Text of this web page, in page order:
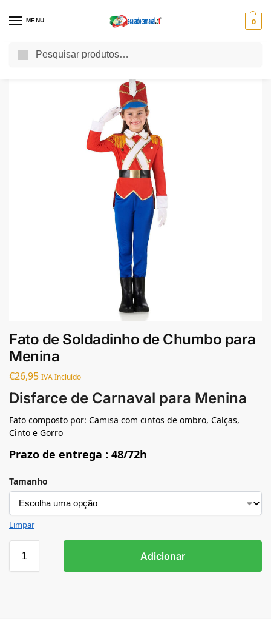
MENU 0
Fatos de Carnaval / Fatos Carnaval Criança
Fato de Soldadinho de Chumbo para
Menina
€26,95 IVA Incluído
Disfarce de Carnaval para Menina
Fato composto por: Camisa com cintos de ombro, Calças,
Cinto e Gorro
Prazo de entrega : 48/72h
Tamanho
Limpar
Adicionar